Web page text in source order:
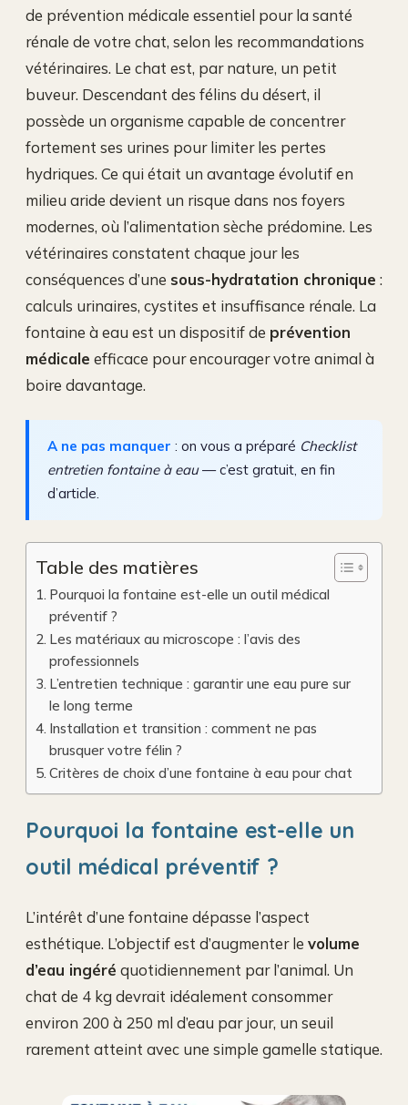
de prévention médicale essentiel pour la santé
rénale de votre chat, selon les recommandations
vétérinaires. Le chat est, par nature, un petit
buveur. Descendant des félins du désert, il
possède un organisme capable de concentrer
fortement ses urines pour limiter les pertes
hydriques. Ce qui était un avantage évolutif en
milieu aride devient un risque dans nos foyers
modernes, où l’alimentation sèche prédomine. Les
vétérinaires constatent chaque jour les
conséquences d’une sous-hydratation chronique :
calculs urinaires, cystites et insuffisance rénale. La
fontaine à eau est un dispositif de prévention
médicale efficace pour encourager votre animal à
boire davantage.
A ne pas manquer : on vous a préparé Checklist
entretien fontaine à eau— c’est gratuit, en fin
d’article.
Table des matières
Pourquoi la fontaine est-elle un outil médical
préventif ?
Les matériaux au microscope : l’avis des
professionnels
L’entretien technique : garantir une eau pure sur
le long terme
Installation et transition : comment ne pas
brusquer votre félin ?
Critères de choix d’une fontaine à eau pour chat
Pourquoi la fontaine est-elle un
outil médical préventif ?
L’intérêt d’une fontaine dépasse l’aspect
esthétique. L’objectif est d’augmenter le volume
d’eau ingéré quotidiennement par l’animal. Un
chat de 4 kg devrait idéalement consommer
environ 200 à 250 ml d’eau par jour, un seuil
rarement atteint avec une simple gamelle statique.